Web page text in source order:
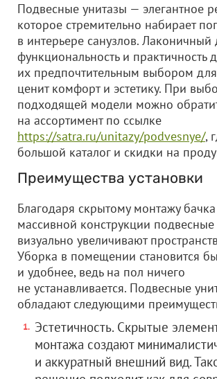
Подвесные унитазы — элегантное
которое стремительно набирает
в интерьере санузлов. Лаконичный
функциональность и практичность
их предпочтительным выбором для
ценит комфорт и эстетику. При
подходящей модели можно
на ассортимент по ссылке
https://satra.ru/unitazy/podvesnye/,
большой каталог и скидки на
Преимущества установки
Благодаря скрытому монтажу бачка
массивной конструкции подвесные
визуально увеличивают
Уборка в помещении становится
и удобнее, ведь на пол ничего
не устанавливается. Подвесные
обладают следующими
Эстетичность. Скрытые
монтажа создают
и аккуратный внешний вид.